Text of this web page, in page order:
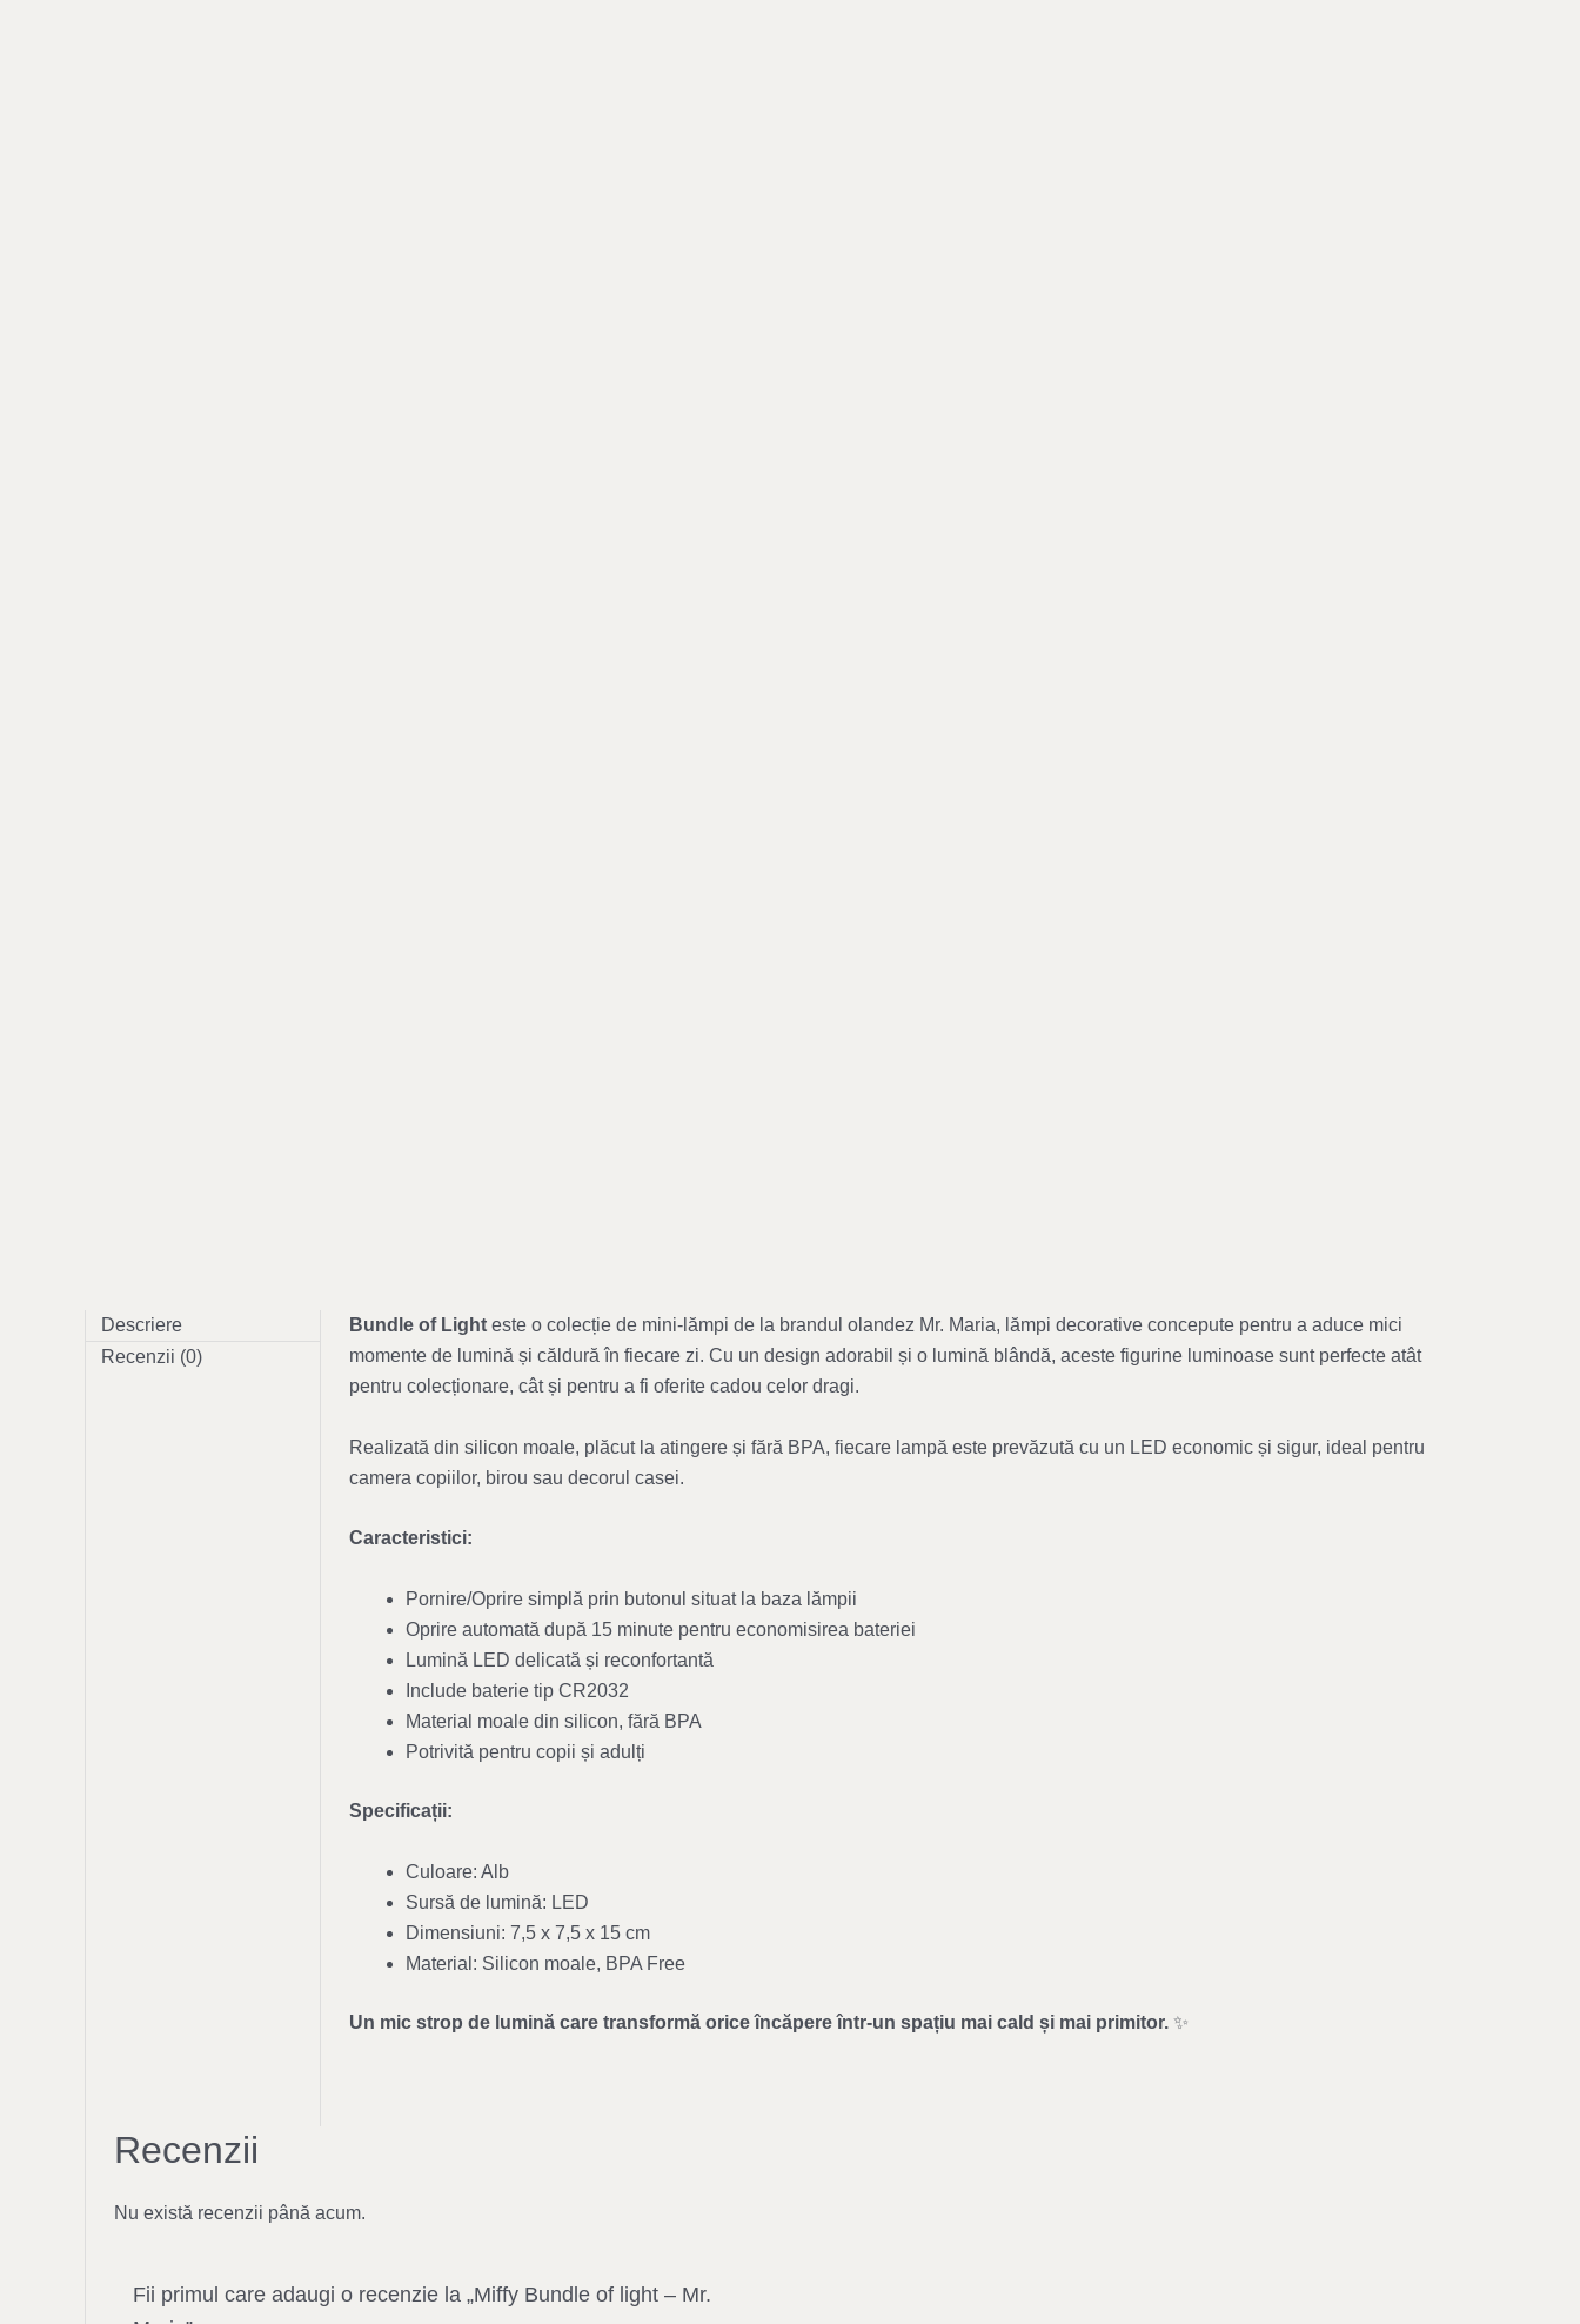
Descriere
Recenzii (0)
Bundle of Light este o colecție de mini-lămpi de la brandul olandez Mr. Maria, lămpi decorative concepute pentru a aduce mici
momente de lumină și căldură în fiecare zi. Cu un design adorabil și o lumină blândă, aceste figurine luminoase sunt perfecte atât
pentru colecționare, cât și pentru a fi oferite cadou celor dragi.
Realizată din silicon moale, plăcut la atingere și fără BPA, fiecare lampă este prevăzută cu un LED economic și sigur, ideal pentru
camera copiilor, birou sau decorul casei.
Caracteristici:
Pornire/Oprire simplă prin butonul situat la baza lămpii
Oprire automată după 15 minute pentru economisirea bateriei
Lumină LED delicată și reconfortantă
Include baterie tip CR2032
Material moale din silicon, fără BPA
Potrivită pentru copii și adulți
Specificații:
Culoare: Alb
Sursă de lumină: LED
Dimensiuni: 7,5 x 7,5 x 15 cm
Material: Silicon moale, BPA Free
Un mic strop de lumină care transformă orice încăpere într-un spațiu mai cald și mai primitor. ✨
Recenzii
Nu există recenzii până acum.
Fii primul care adaugi o recenzie la „Miffy Bundle of light – Mr.